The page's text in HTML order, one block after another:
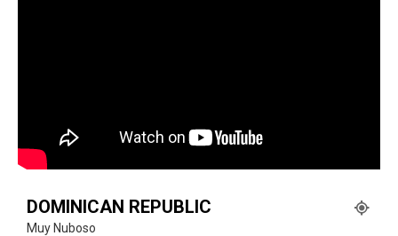
DOMINICAN REPUBLIC
Muy Nuboso